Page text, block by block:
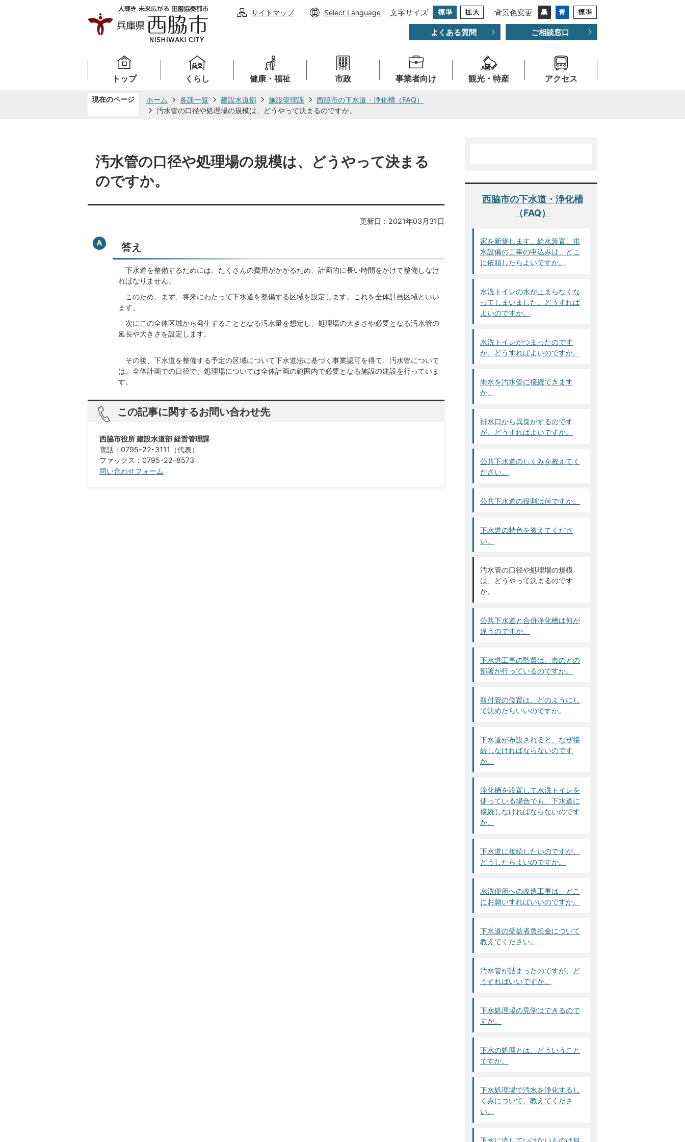
サイトマップ Select Language 文字サイズ 背景色変更
よくある質問 ご相談窓口
トップ くらし 健康・福祉 市政 事業者向け 観光・特産 アクセス
現在のページ ホーム 各課一覧 建設水道部 施設管理課
西脇市の下水道・浄化槽（FAQ）
汚水管の口径や処理場の規模は、どうやって決まるのですか。
汚水管の口径や処理場の規模は、どうやって決まる
のですか。
更新日：2021年03月31日
答え
下水道を整備するためには、たくさんの費用がかかるため、計画的に長い時間をかけて整備しなけ
ればなりません。
このため、まず、将来にわたって下水道を整備する区域を設定します。これを全体計画区域といい
ます。
次にこの全体区域から発生することとなる汚水量を想定し、処理場の大きさや必要となる汚水管の
延長や大きさを設定します。
その後、下水道を整備する予定の区域について下水道法に基づく事業認可を得て、汚水管について
は、全体計画での口径で、処理場については全体計画の範囲内で必要となる施設の建設を行っていま
す。
この記事に関するお問い合わせ先
西脇市役所 建設水道部 経営管理課
電話：0795-22-3111（代表）
ファックス：0795-22-8573​​​​​​​
問い合わせフォーム
西脇市の下水道・浄化槽
（FAQ）
家を新築します。給水装置、排
水設備の工事の申込みは、どこ
に依頼したらよいですか。
水洗トイレの水が止まらなくな
ってしまいました。どうすれば
よいのですか。
水洗トイレがつまったのです
が、どうすればよいのですか。
雨水を汚水管に接続できます
か。
排水口から異臭がするのです
が、どうすればよいですか。
公共下水道のしくみを教えてく
ださい。
公共下水道の役割は何ですか。
下水道の特色を教えてくださ
い。
汚水管の口径や処理場の規模
は、どうやって決まるのです
か。
公共下水道と合併浄化槽は何が
違うのですか。
下水道工事の監督は、市のどの
部署が行っているのですか。
取付管の位置は、どのようにし
て決めたらいいのですか。
下水道が布設されると、なぜ接
続しなければならないのです
か。
浄化槽を設置して水洗トイレを
使っている場合でも、下水道に
接続しなければならないのです
か。
下水道に接続したいのですが、
どうしたらよいのですか。
水洗便所への改造工事は、どこ
にお願いすればいいのですか。
下水道の受益者負担金について
教えてください。
汚水管が詰まったのですが、ど
うすればいいですか。
下水処理場の見学はできるので
すか。
下水の処理とは、どういうこと
ですか。
下水処理場で汚水を浄化するし
くみについて、教えてくださ
い。
下水に流していけないものは何